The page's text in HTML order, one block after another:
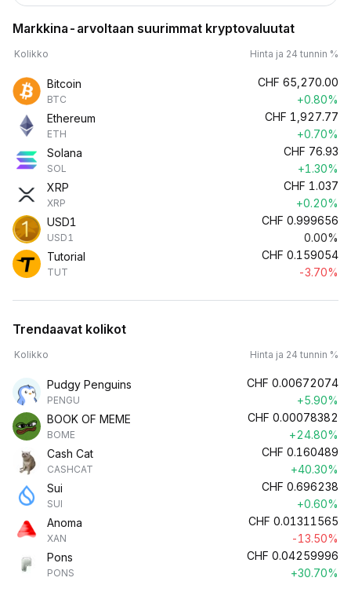
Markkina-arvoltaan suurimmat kryptovaluutat
Kolikko Hinta ja 24 tunnin %
Bitcoin
BTC
CHF 65,270.00
+0.80%
Ethereum
ETH
CHF 1,927.77
+0.70%
Solana
SOL
CHF 76.93
+1.30%
XRP
XRP
CHF 1.037
+0.20%
USD1
USD1
CHF 0.999656
0.00%
Tutorial
TUT
CHF 0.159054
-3.70%
Trendaavat kolikot
Kolikko Hinta ja 24 tunnin %
Pudgy Penguins
PENGU
CHF 0.00672074
+5.90%
BOOK OF MEME
BOME
CHF 0.00078382
+24.80%
Cash Cat
CASHCAT
CHF 0.160489
+40.30%
Sui
SUI
CHF 0.696238
+0.60%
Anoma
XAN
CHF 0.01311565
-13.50%
Pons
PONS
CHF 0.04259996
+30.70%